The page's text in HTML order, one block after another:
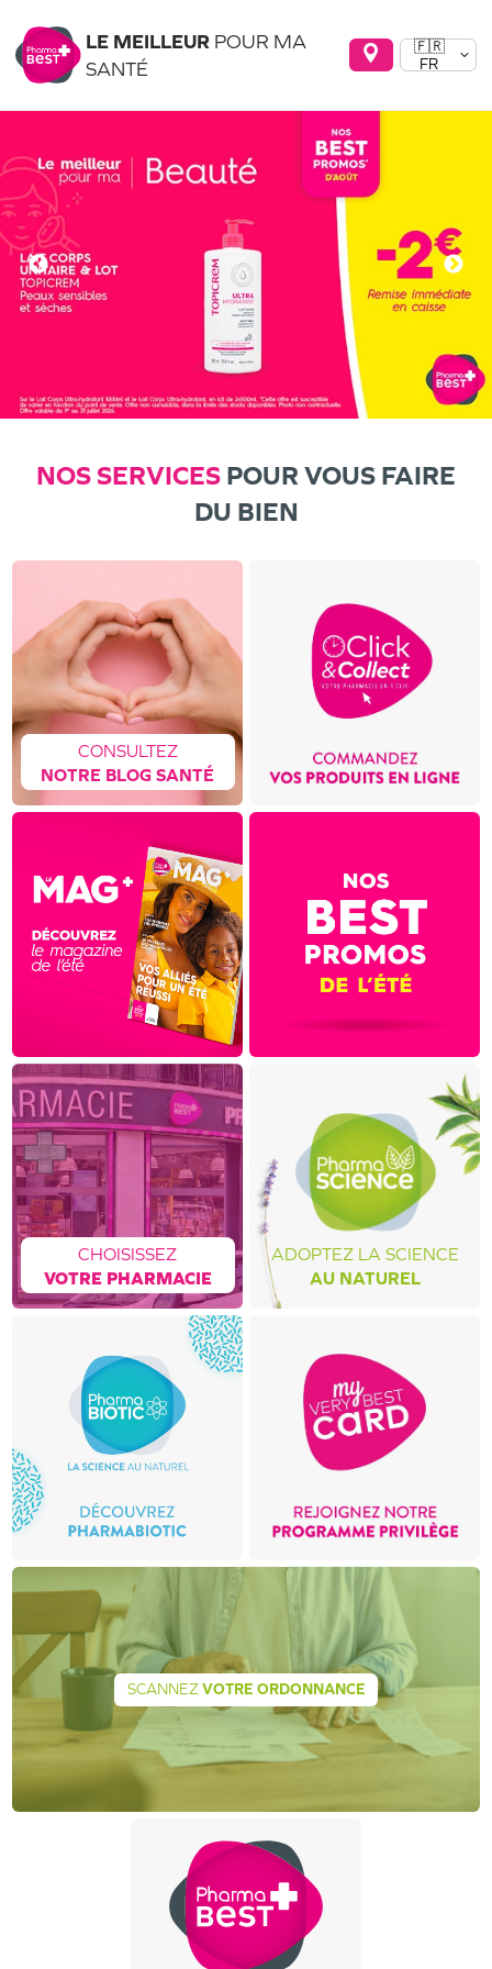
LE MEILLEUR POUR MA
SANTÉ
🇫🇷
FR
NOS SERVICES POUR VOUS FAIRE
DU BIEN
CONSULTEZ
NOTRE BLOG SANTÉ
CHOISISSEZ
VOTRE PHARMACIE
ADOPTEZ LA SCIENCE
AU NATUREL
SCANNEZ VOTRE ORDONNANCE